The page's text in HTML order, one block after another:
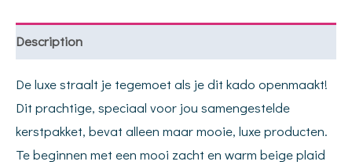
Description
De luxe straalt je tegemoet als je dit kado openmaakt!
Dit prachtige, speciaal voor jou samengestelde
kerstpakket, bevat alleen maar mooie, luxe producten.
Te beginnen met een mooi zacht en warm beige plaid